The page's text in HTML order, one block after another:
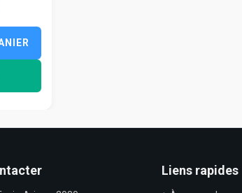
Liens rapides